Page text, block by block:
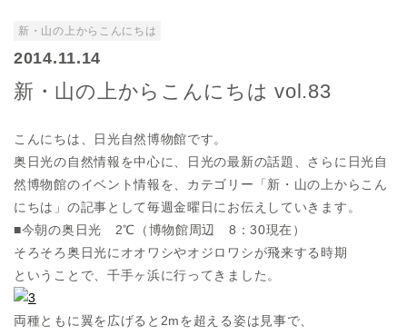
新・山の上からこんにちは
2014.11.14
新・山の上からこんにちは vol.83
こんにちは、日光自然博物館です。
奥日光の自然情報を中心に、日光の最新の話題、さらに日光自
然博物館のイベント情報を、カテゴリー「新・山の上からこん
にちは」の記事として毎週金曜日にお伝えしていきます。
■今朝の奥日光 2℃（博物館周辺 8：30現在）
そろそろ奥日光にオオワシやオジロワシが飛来する時期
ということで、千手ヶ浜に行ってきました。
両種ともに翼を広げると2mを超える姿は見事で、